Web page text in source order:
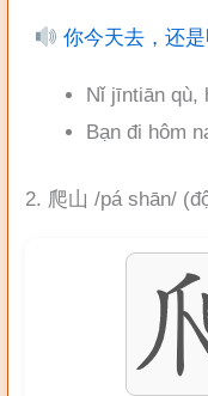
你今天去，还是
Nǐ jīntiān qù,
Bạn đi hôm
2. 爬山 /pá shān/